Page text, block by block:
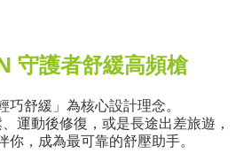
守護者舒緩高頻槍
巧舒緩」為核心設計理念。
運動後修復，或是長途出差旅遊，
你，成為最可靠的舒壓助手。